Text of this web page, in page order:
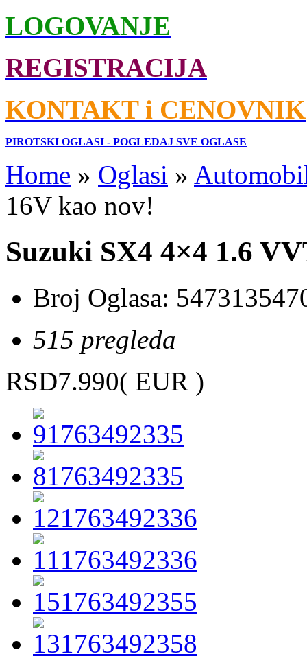
LOGOVANJE
REGISTRACIJA
KONTAKT i CENOVNIK
PIROTSKI OGLASI - POGLEDAJ SVE OGLASE
Home » Oglasi »
16V kao nov!
Suzuki SX4 4×4 1.6
Broj Oglasa:
515 pregleda
RSD7.990( EUR )